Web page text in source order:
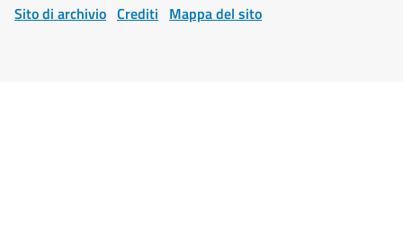
Sito di archivio Crediti Mappa del sito